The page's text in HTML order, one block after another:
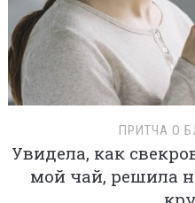
ПРИТЧА О
Увидела, как
мой чай, решила